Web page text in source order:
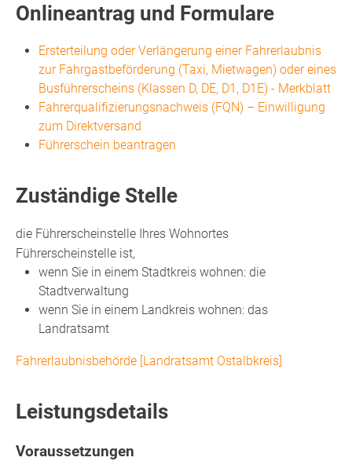
Onlineantrag und Formulare
Ersterteilung oder Verlängerung einer Fahrerlaubnis
zur Fahrgastbeförderung (Taxi, Mietwagen) oder eines
Busführerscheins (Klassen D, DE, D1, D1E) - Merkblatt
Fahrerqualifizierungsnachweis (FQN) – Einwilligung
zum Direktversand
Führerschein beantragen
Zuständige Stelle
die Führerscheinstelle Ihres Wohnortes
Führerscheinstelle ist,
wenn Sie in einem Stadtkreis wohnen: die
Stadtverwaltung
wenn Sie in einem Landkreis wohnen: das
Landratsamt
Fahrerlaubnisbehörde [Landratsamt Ostalbkreis]
Leistungsdetails
Voraussetzungen